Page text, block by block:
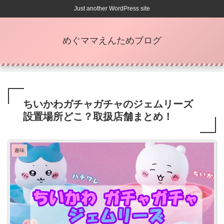
Just another WordPress site
めぐママえんためブログ
ちいかわガチャガチャのジェムリーズ
設置場所どこ？取扱店舗まとめ！
趣味